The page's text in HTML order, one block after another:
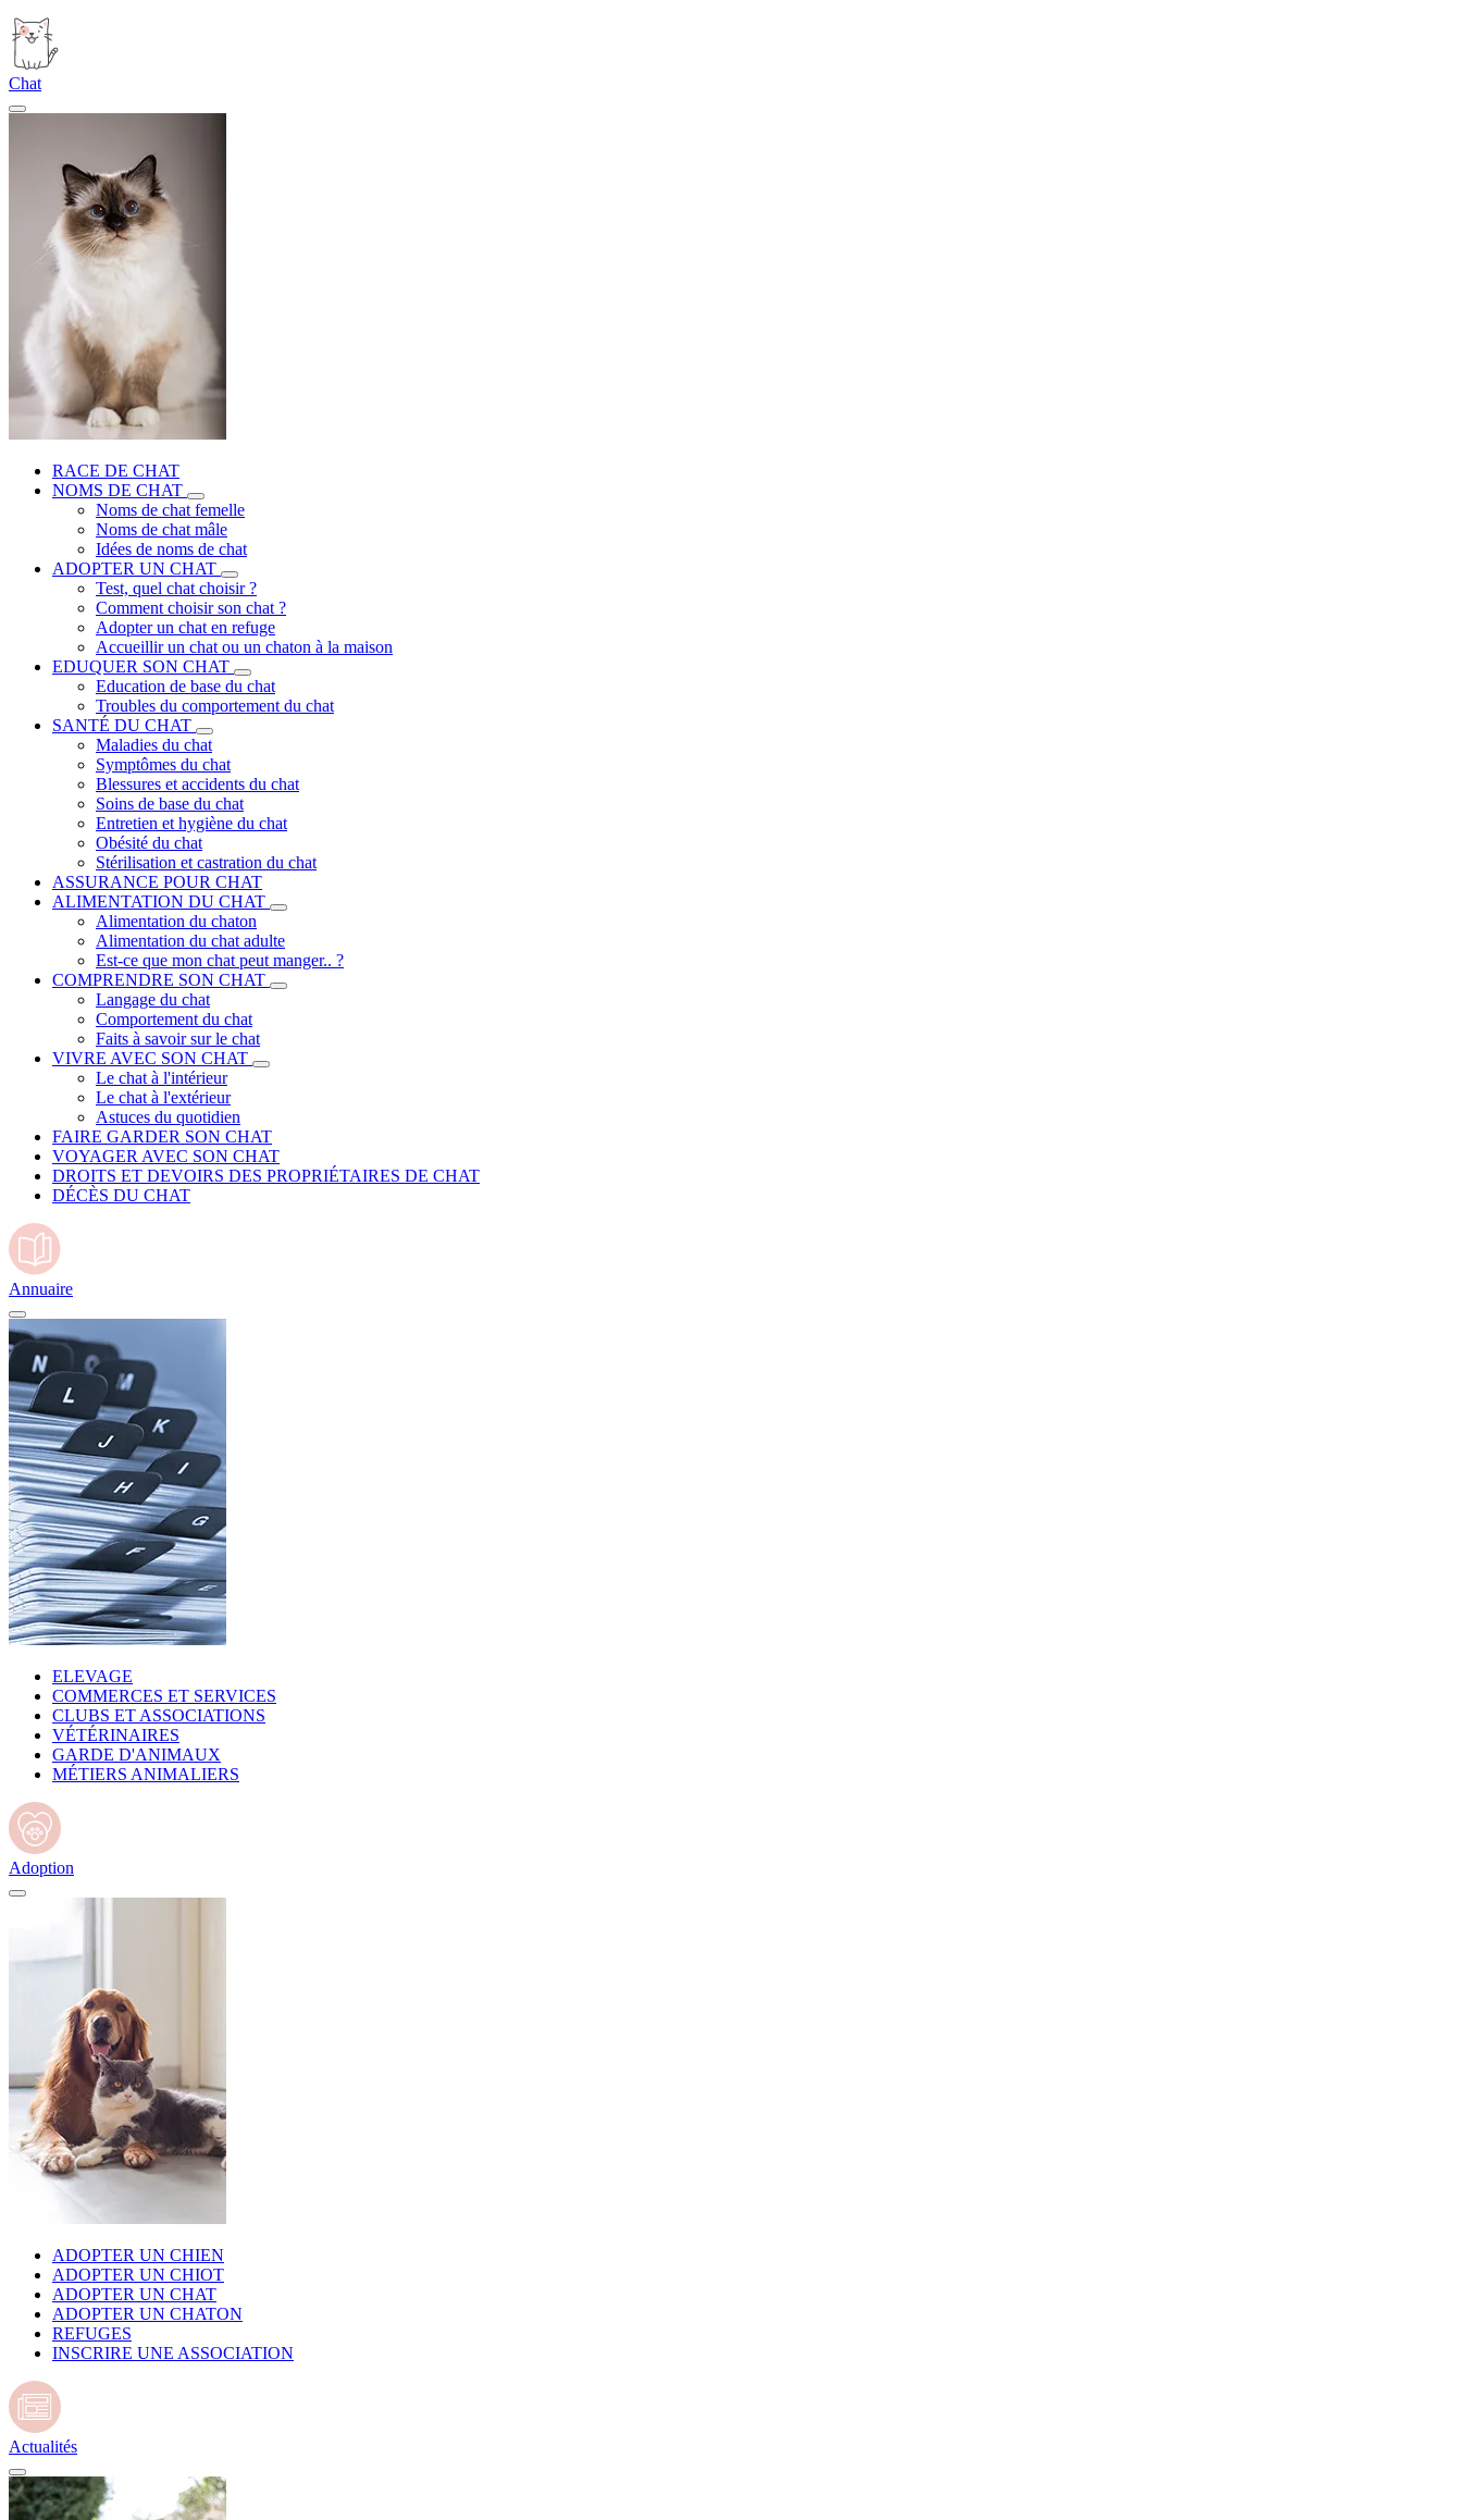
Chat
RACE DE CHAT
NOMS DE CHAT
Noms de chat femelle
Noms de chat mâle
Idées de noms de chat
ADOPTER UN CHAT
Test, quel chat choisir ?
Comment choisir son chat ?
Adopter un chat en refuge
Accueillir un chat ou un chaton à la maison
EDUQUER SON CHAT
Education de base du chat
Troubles du comportement du chat
SANTÉ DU CHAT
Maladies du chat
Symptômes du chat
Blessures et accidents du chat
Soins de base du chat
Entretien et hygiène du chat
Obésité du chat
Stérilisation et castration du chat
ASSURANCE POUR CHAT
ALIMENTATION DU CHAT
Alimentation du chaton
Alimentation du chat adulte
Est-ce que mon chat peut manger.. ?
COMPRENDRE SON CHAT
Langage du chat
Comportement du chat
Faits à savoir sur le chat
VIVRE AVEC SON CHAT
Le chat à l'intérieur
Le chat à l'extérieur
Astuces du quotidien
FAIRE GARDER SON CHAT
VOYAGER AVEC SON CHAT
DROITS ET DEVOIRS DES PROPRIÉTAIRES DE CHAT
DÉCÈS DU CHAT
Annuaire
ELEVAGE
COMMERCES ET SERVICES
CLUBS ET ASSOCIATIONS
VÉTÉRINAIRES
GARDE D'ANIMAUX
MÉTIERS ANIMALIERS
Adoption
ADOPTER UN CHIEN
ADOPTER UN CHIOT
ADOPTER UN CHAT
ADOPTER UN CHATON
REFUGES
INSCRIRE UNE ASSOCIATION
Actualités